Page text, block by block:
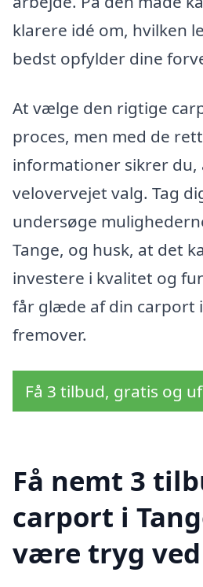
klarere idé om, hvilken
bedst opfylder dine
At vælge den rigtige
proces, men med de
informationer sikrer
velovervejet valg. Tag
undersøge
Tange, og husk, at det
investere i kvalitet og
får glæde af din carport
fremover.
Få 3 tilbud, gratis og
Få nemt 3
carport i
være tryg ved